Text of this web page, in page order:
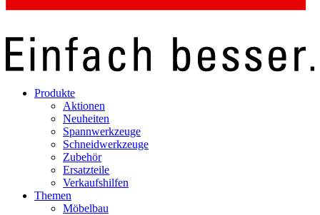
Produkte
Aktionen
Neuheiten
Spannwerkzeuge
Schneidwerkzeuge
Zubehör
Ersatzteile
Verkaufshilfen
Themen
Möbelbau